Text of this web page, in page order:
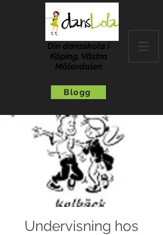
Din dansskola i
Köping, Västra
Mälardalen
Blogg
Undervisning hos